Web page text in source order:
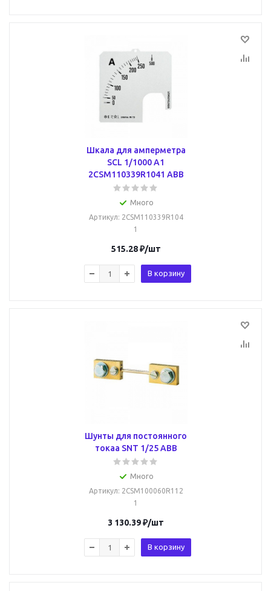
Шкала для амперметра
SCL 1/1000 A1
2CSM110339R1041 ABB
Много
Артикул: 2CSM110339R104
1
515.28₽/шт
В корзину
Шунты для постоянного
токаа SNT 1/25 ABB
Много
Артикул: 2CSM100060R112
1
3 130.39₽/шт
В корзину